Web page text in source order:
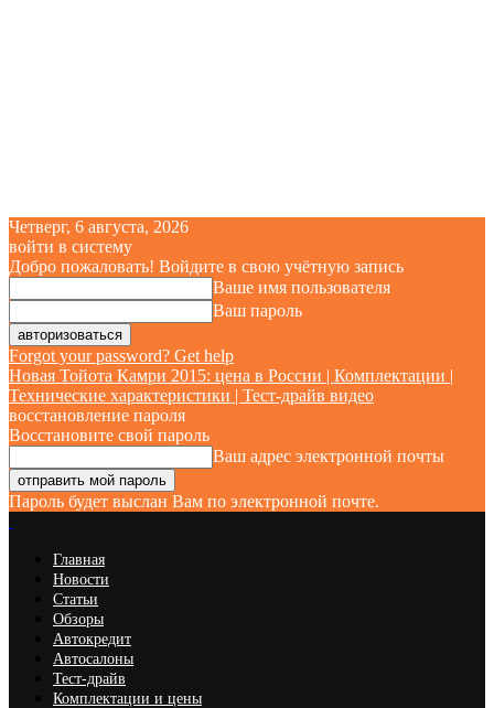
Четверг, 6 августа, 2026
войти в систему
Добро пожаловать! Войдите в свою учётную запись
Ваше имя пользователя
Ваш пароль
Forgot your password? Get help
Новая Тойота Камри 2015: цена в России | Комплектации |
Технические характеристики | Тест-драйв видео
восстановление пароля
Восстановите свой пароль
Ваш адрес электронной почты
Пароль будет выслан Вам по электронной почте.
Главная
Новости
Статьи
Обзоры
Автокредит
Автосалоны
Тест-драйв
Комплектации и цены